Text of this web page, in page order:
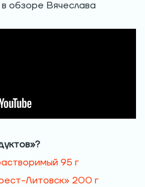
обзоре Вячеслава
95 г
Литовск» 200 г